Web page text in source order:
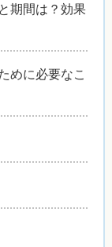
期間は？効果
めに必要なこ